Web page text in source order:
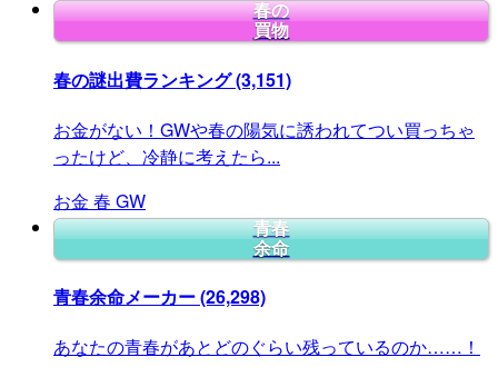
春の
買物
春の謎出費ランキング(3,151)
お金がない！GWや春の陽気に誘われてつい買っちゃ
ったけど、冷静に考えたら...
お金 春 GW
青春
余命
青春余命メーカー(26,298)
あなたの青春があとどのぐらい残っているのか……！